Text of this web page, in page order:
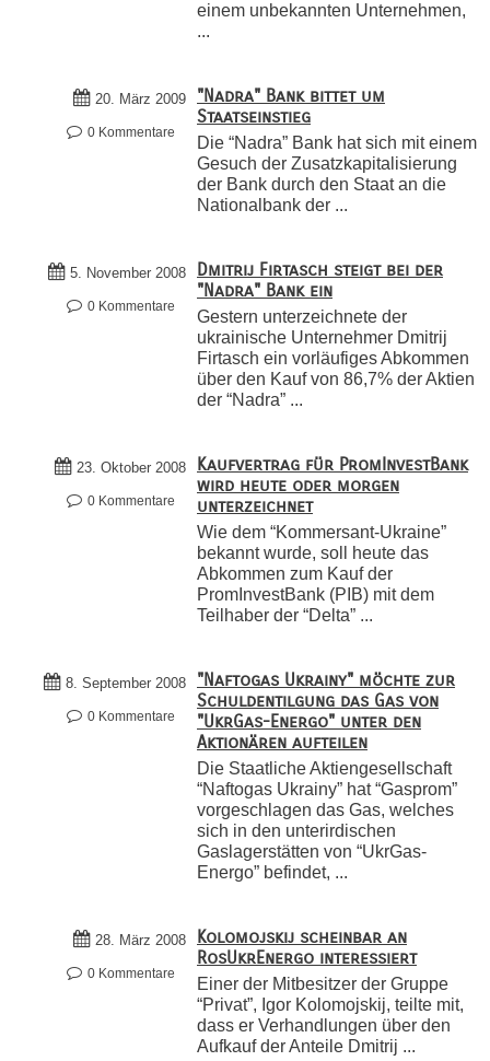
einem unbekannten Unternehmen,
...
20. März 2009
0 Kommentare
"Nadra" Bank bittet um
Staatseinstieg
Die “Nadra” Bank hat sich mit einem
Gesuch der Zusatzkapitalisierung
der Bank durch den Staat an die
Nationalbank der ...
5. November 2008
0 Kommentare
Dmitrij Firtasch steigt bei der
"Nadra" Bank ein
Gestern unterzeichnete der
ukrainische Unternehmer Dmitrij
Firtasch ein vorläufiges Abkommen
über den Kauf von 86,7% der Aktien
der “Nadra” ...
23. Oktober 2008
0 Kommentare
Kaufvertrag für PromInvestBank
wird heute oder morgen
unterzeichnet
Wie dem “Kommersant-Ukraine”
bekannt wurde, soll heute das
Abkommen zum Kauf der
PromInvestBank (PIB) mit dem
Teilhaber der “Delta” ...
8. September 2008
0 Kommentare
"Naftogas Ukrainy" möchte zur
Schuldentilgung das Gas von
"UkrGas-Energo" unter den
Aktionären aufteilen
Die Staatliche Aktiengesellschaft
“Naftogas Ukrainy” hat “Gasprom”
vorgeschlagen das Gas, welches
sich in den unterirdischen
Gaslagerstätten von “UkrGas-
Energo” befindet, ...
28. März 2008
0 Kommentare
Kolomojskij scheinbar an
RosUkrEnergo interessiert
Einer der Mitbesitzer der Gruppe
“Privat”, Igor Kolomojskij, teilte mit,
dass er Verhandlungen über den
Aufkauf der Anteile Dmitrij ...